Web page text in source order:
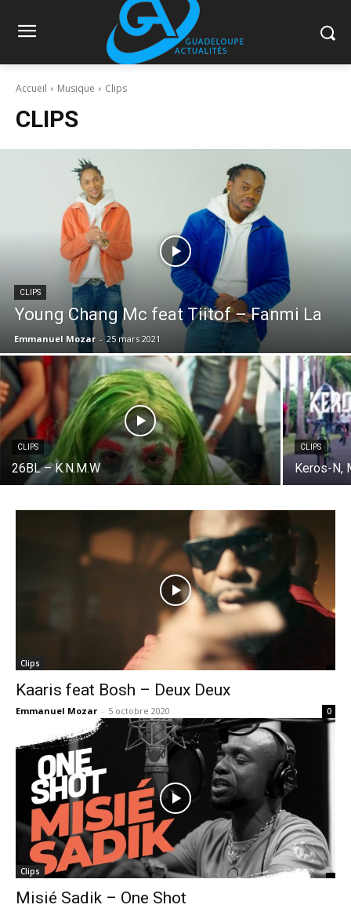
Accueil Musique Clips
CLIPS
CLIPS
Young Chang Mc feat Tiitof – Fanmi La
Emmanuel Mozar - 25 mars 2021
CLIPS
26BL – K.N.M.W
CLIPS
Keros-N,
Clips
Kaaris feat Bosh – Deux Deux
Emmanuel Mozar - 5 octobre 2020 0
Clips
Misié Sadik – One Shot